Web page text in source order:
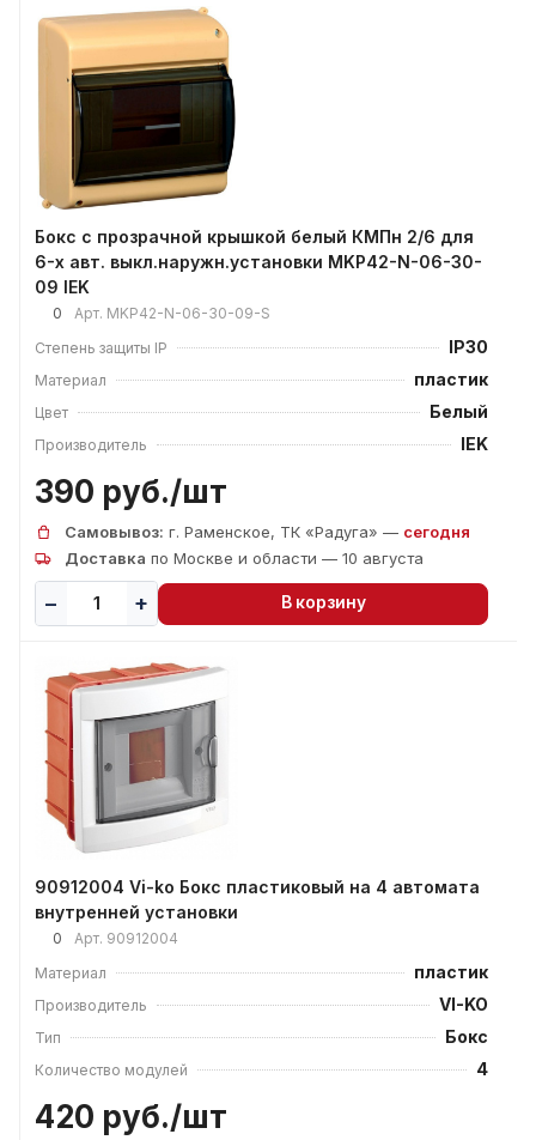
Бокс с прозрачной крышкой белый КМПн 2/6 для
6-х авт. выкл.наружн.установки MKP42-N-06-30-
09 IEK
0 Арт. MKP42-N-06-30-09-S
Степень защиты IP
IP30
Материал пластик
Цвет Белый
Производитель IEK
390 руб./шт
Самовывоз: г. Раменское, ТК «Радуга» — сегодня
Доставка по Москве и области — 10 августа
В корзину
90912004 Vi-ko Бокс пластиковый на 4 автомата
внутренней установки
0 Арт. 90912004
Материал
пластик
Производитель VI-KO
Тип Бокс
Количество модулей 4
420 руб./шт